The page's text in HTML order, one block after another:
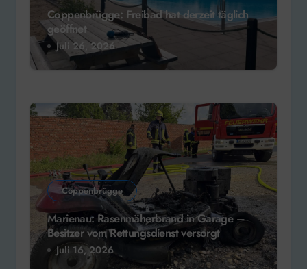
Coppenbrügge: Freibad hat derzeit täglich
geöffnet
Juli 26, 2026
Coppenbrügge
Marienau: Rasenmäherbrand in Garage –
Besitzer vom Rettungsdienst versorgt
Juli 16, 2026